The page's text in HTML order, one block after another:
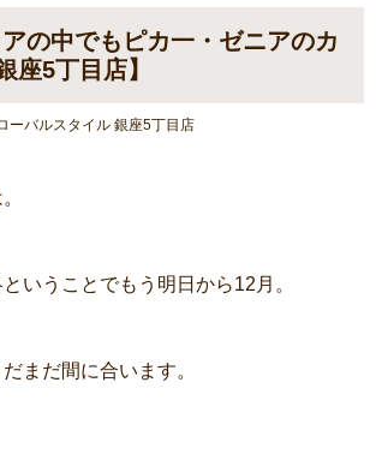
の中でもピカ一・ゼニアのカ
座5丁目店】
バルスタイル 銀座5丁目店
いうことでもう明日から12月。
まだ間に合います。